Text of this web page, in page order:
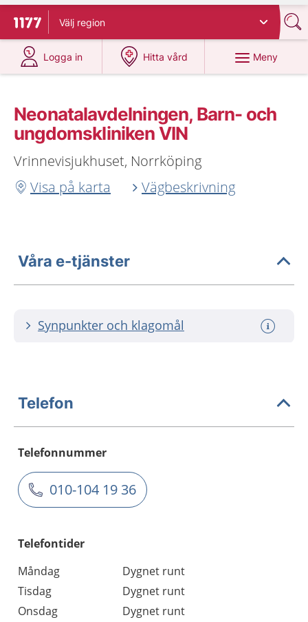
Till startsidan för 1177
Välj region
Logga in
på 1177.se
Hitta vård
på 1177.se
Meny
Neonatalavdelningen, Barn- och
ungdomskliniken VIN
Vrinnevisjukhuset, Norrköping
Visa på karta
Vägbeskrivning
Våra e-tjänster
Synpunkter och klagomål
Telefon
Telefonnummer
010-104 19 36
Telefontider
Måndag
Dygnet runt
Tisdag
Dygnet runt
Onsdag
Dygnet runt